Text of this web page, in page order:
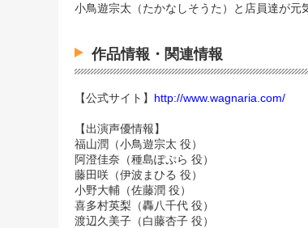
小鳥遊宗太（たかなしそうた）と店員達が元
作品情報・関連情報
【公式サイト】 http://www.wagnaria.com/
【出演声優情報】
福山潤（小鳥遊宗太 役）
阿澄佳奈（種島ぽぷら 役）
藤田咲（伊波まひる 役）
小野大輔（佐藤潤 役）
喜多村英梨（轟八千代 役）
渡辺久美子（白藤杏子 役）